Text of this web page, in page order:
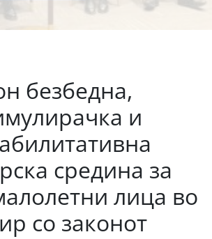
безбедна,
и
средина за
лица во
со законот